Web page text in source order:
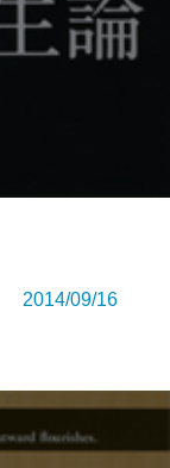
2014/09/16